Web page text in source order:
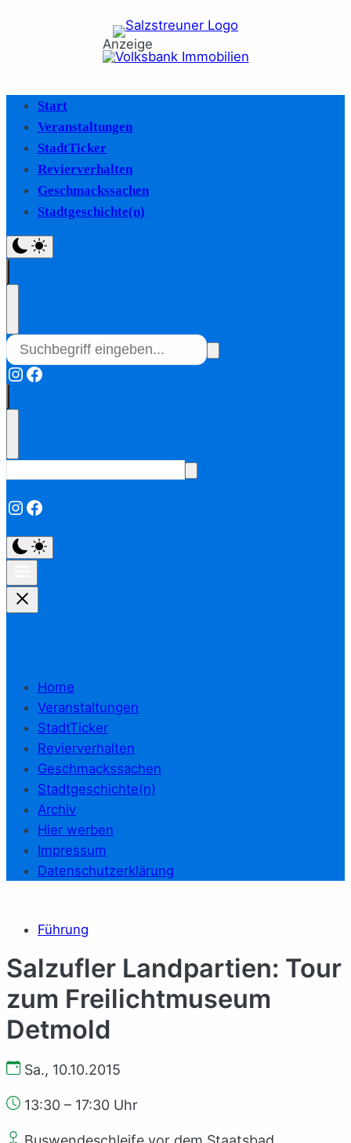
Anzeige
Start
Veranstaltungen
StadtTicker
Revierverhalten
Geschmackssachen
Stadtgeschichte(n)
Instagram
Facebook
Instagram
Facebook
Home
Veranstaltungen
StadtTicker
Revierverhalten
Geschmackssachen
Stadtgeschichte(n)
Archiv
Hier werben
Impressum
Datenschutzerklärung
Führung
Salzufler Landpartien: Tour
zum Freilichtmuseum
Detmold
Sa., 10.10.2015
13:30 – 17:30 Uhr